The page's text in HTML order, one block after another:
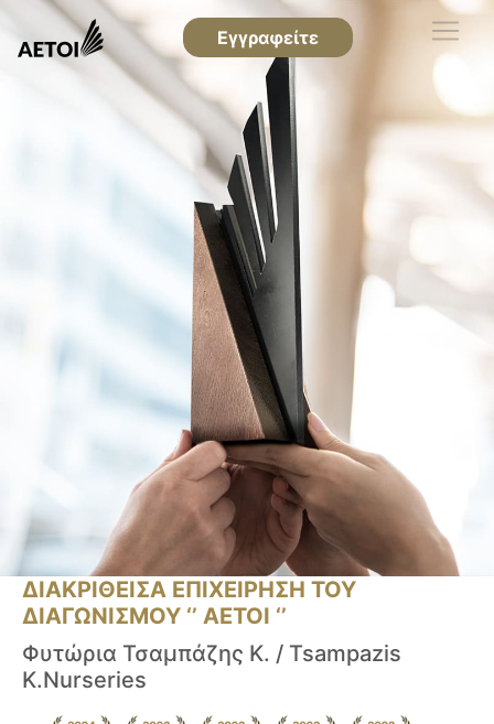
Εγγραφείτε
ΔΙΑΚΡΙΘΕΙΣΑ ΕΠΙΧΕΙΡΗΣΗ ΤΟΥ
ΔΙΑΓΩΝΙΣΜΟΥ ‘’ ΑΕΤΟΙ ‘’
Φυτώρια Τσαμπάζης Κ. / Tsampazis
K.Nurseries